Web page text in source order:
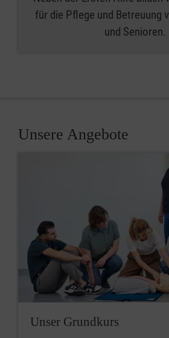
für die Pflege und Betreuung
und Senioren.
Unsere Angebote
Unser Grundkurs